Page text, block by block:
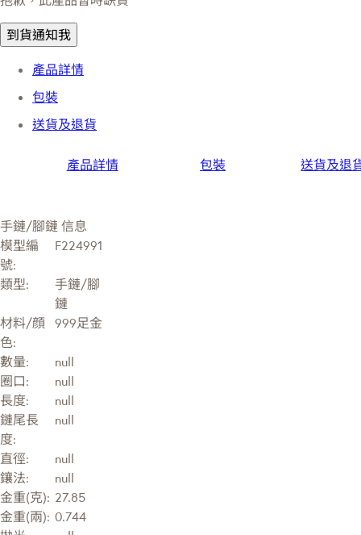
到貨通知我
產品詳情
包裝
送貨及退貨
產品詳情 包裝 送貨及退
手鏈/腳鏈 信息
模型編
號:
F224991
類型:
手鏈/腳
鏈
材料/顔
色:
999足金
數量:
null
圈口:
null
長度:
null
鏈尾長
度:
null
直徑:
null
鑲法:
null
金重(克): 27.85
金重(兩): 0.744